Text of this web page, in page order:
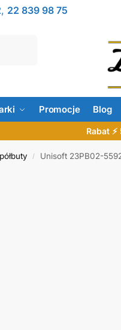
, 22 839 98 75
Promocje Blog
Rabat
półbuty / Unisoft 23PB02-